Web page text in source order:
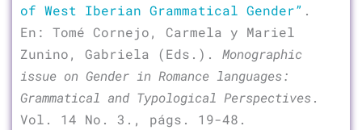
of West Iberian Grammatical Gender” .
En: Tomé Cornejo, Carmela y Mariel
Zunino, Gabriela (Eds.). Monographic
issue on Gender in Romance languages:
Grammatical and Typological Perspectives.
Vol. 14 No. 3., págs. 19-48.